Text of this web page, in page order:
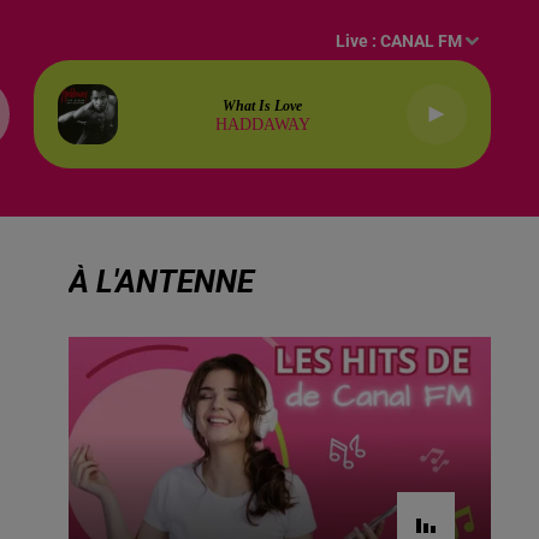
Live :CANAL FM
What Is Love
HADDAWAY
À L'ANTENNE